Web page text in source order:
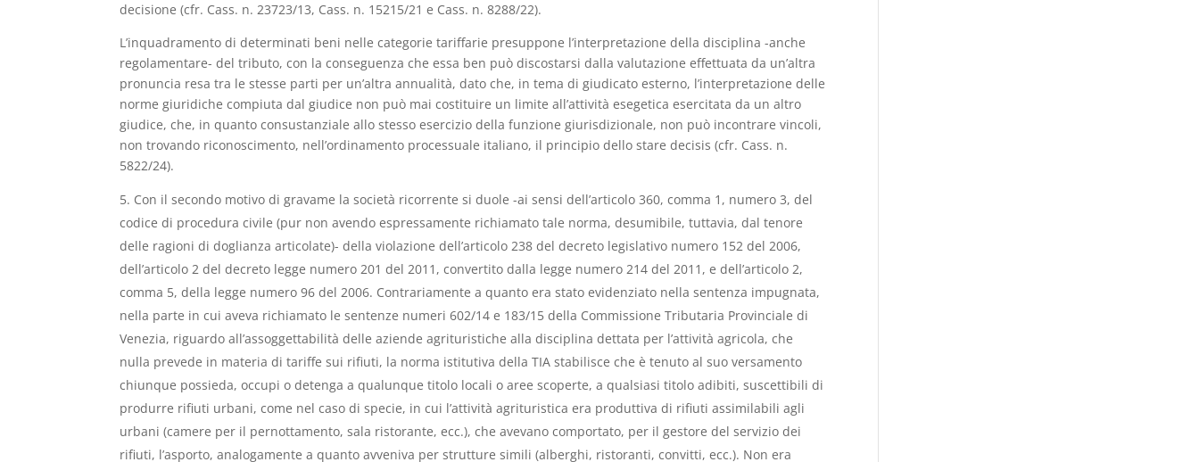
decisione (cfr. Cass. n. 23723/13, Cass. n. 15215/21 e Cass. n. 8288/22).
L’inquadramento di determinati beni nelle categorie tariffarie presuppone l’interpretazione della disciplina -anche
regolamentare- del tributo, con la conseguenza che essa ben può discostarsi dalla valutazione effettuata da un’altra
pronuncia resa tra le stesse parti per un’altra annualità, dato che, in tema di giudicato esterno, l’interpretazione delle
norme giuridiche compiuta dal giudice non può mai costituire un limite all’attività esegetica esercitata da un altro
giudice, che, in quanto consustanziale allo stesso esercizio della funzione giurisdizionale, non può incontrare vincoli,
non trovando riconoscimento, nell’ordinamento processuale italiano, il principio dello stare decisis (cfr. Cass. n.
5822/24).
Con il secondo motivo di gravame la società ricorrente si duole -ai sensi dell’articolo 360, comma 1, numero 3, del
codice di procedura civile (pur non avendo espressamente richiamato tale norma, desumibile, tuttavia, dal tenore
delle ragioni di doglianza articolate)- della violazione dell’articolo 238 del decreto legislativo numero 152 del 2006,
dell’articolo 2 del decreto legge numero 201 del 2011, convertito dalla legge numero 214 del 2011, e dell’articolo 2,
comma 5, della legge numero 96 del 2006. Contrariamente a quanto era stato evidenziato nella sentenza impugnata,
nella parte in cui aveva richiamato le sentenze numeri 602/14 e 183/15 della Commissione Tributaria Provinciale di
Venezia, riguardo all’assoggettabilità delle aziende agrituristiche alla disciplina dettata per l’attività agricola, che
nulla prevede in materia di tariffe sui rifiuti, la norma istitutiva della TIA stabilisce che è tenuto al suo versamento
chiunque possieda, occupi o detenga a qualunque titolo locali o aree scoperte, a qualsiasi titolo adibiti, suscettibili di
produrre rifiuti urbani, come nel caso di specie, in cui l’attività agrituristica era produttiva di rifiuti assimilabili agli
urbani (camere per il pernottamento, sala ristorante, ecc.), che avevano comportato, per il gestore del servizio dei
rifiuti, l’asporto, analogamente a quanto avveniva per strutture simili (alberghi, ristoranti, convitti, ecc.). Non era